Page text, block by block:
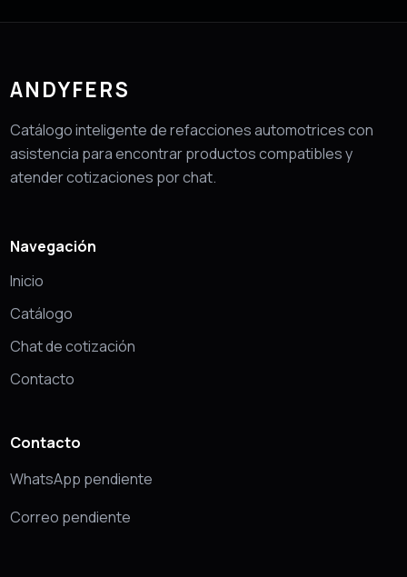
ANDYFERS
Catálogo inteligente de refacciones automotrices con
asistencia para encontrar productos compatibles y
atender cotizaciones por chat.
Navegación
Inicio
Catálogo
Chat de cotización
Contacto
Contacto
WhatsApp pendiente
Correo pendiente